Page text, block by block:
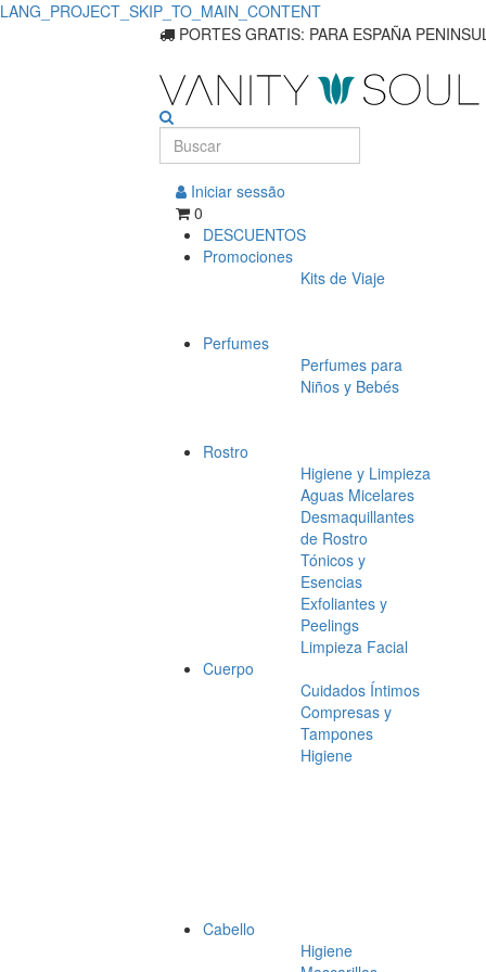
LANG_PROJECT_SKIP_TO_MAIN_CONTENT
Protectores
protección
PORTES GRATIS: PARA ESPAÑA
Iniciar sessão
0
DESCUENTOS
Promociones
Kits de Viaje
Perfumes
Perfumes para
Niños y Bebés
Rostro
Higiene y Limpieza
Aguas Micelares
Desmaquillantes
de Rostro
Tónicos y
Esencias
Exfoliantes y
Peelings
Limpieza Facial
Cuerpo
Cuidados Íntimos
Compresas y
Tampones
Higiene
Cabello
Higiene